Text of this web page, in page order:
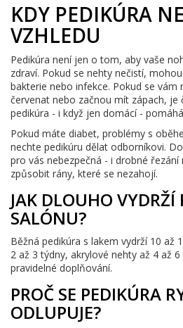
KDY PEDIKÚRA
VZHLEDU
Pedikúra není jen o tom, aby vaše
zdraví. Pokud se nehty nečistí,
bakterie nebo infekce. Pokud se vám
červenat nebo začnou mít zápach, je
pedikúra - i když jen domácí -
Pokud máte diabet, problémy s
nechte pedikúru dělat odborníkovi.
pro vás nebezpečná - i drobné
způsobit rány, které se nezahojí.
JAK DLOUHO VYDRŽÍ
SALÓNU?
Běžná pedikúra s lakem vydrží 10 až
2 až 3 týdny, akrylové nehty až 4 až
pravidelné doplňování.
PROČ SE PEDIKÚRA
ODLUPUJE?